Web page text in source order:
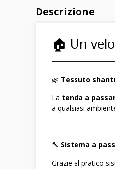
Descrizione
🏠 Un
🌿 Tessuto
La tenda a
a qualsiasi
🔨 Sistema a
Grazie al pratico